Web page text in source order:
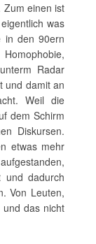
Zum einen ist
was
in den 90ern
Radar
und damit an
Weil die
dem Schirm
Diskursen.
etwas mehr
dadurch
Von Leuten,
das nicht